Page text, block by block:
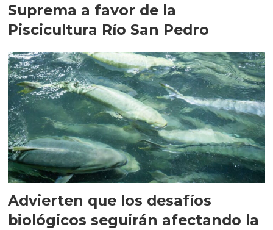
Suprema a favor de la
Piscicultura Río San Pedro
Advierten que los desafíos
biológicos seguirán afectando la